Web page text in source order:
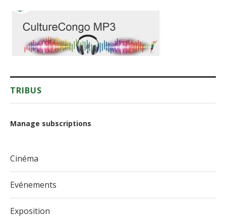
TRIBUS
Manage subscriptions
Cinéma
Evénements
Exposition